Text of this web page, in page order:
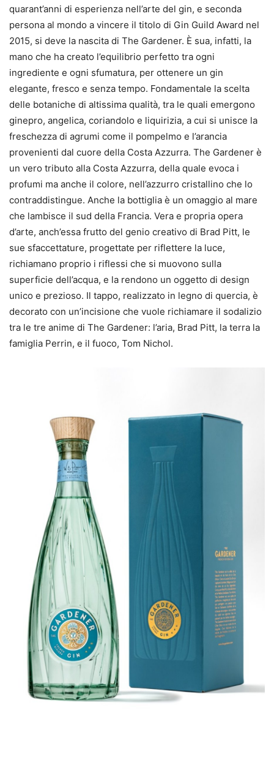
quarant’anni di esperienza nell’arte del gin, e seconda
persona al mondo a vincere il titolo di Gin Guild Award nel
2015, si deve la nascita di The Gardener. È sua, infatti, la
mano che ha creato l’equilibrio perfetto tra ogni
ingrediente e ogni sfumatura, per ottenere un gin
elegante, fresco e senza tempo. Fondamentale la scelta
delle botaniche di altissima qualità, tra le quali emergono
ginepro, angelica, coriandolo e liquirizia, a cui si unisce la
freschezza di agrumi come il pompelmo e l’arancia
provenienti dal cuore della Costa Azzurra. The Gardener è
un vero tributo alla Costa Azzurra, della quale evoca i
profumi ma anche il colore, nell’azzurro cristallino che lo
contraddistingue. Anche la bottiglia è un omaggio al mare
che lambisce il sud della Francia. Vera e propria opera
d’arte, anch’essa frutto del genio creativo di Brad Pitt, le
sue sfaccettature, progettate per riflettere la luce,
richiamano proprio i riflessi che si muovono sulla
superficie dell’acqua, e la rendono un oggetto di design
unico e prezioso. Il tappo, realizzato in legno di quercia, è
decorato con un’incisione che vuole richiamare il sodalizio
tra le tre anime di The Gardener: l’aria, Brad Pitt, la terra la
famiglia Perrin, e il fuoco, Tom Nichol.